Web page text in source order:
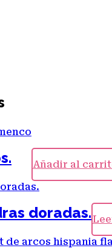
Añadir al
doradas.